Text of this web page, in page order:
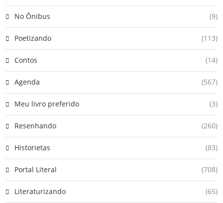
No Ônibus (9)
Poetizando (113)
Contos (14)
Agenda (567)
Meu livro preferido (3)
Resenhando (260)
Historietas (83)
Portal Literal (708)
Literaturizando (65)